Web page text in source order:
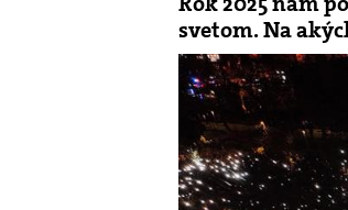
svetom. Na